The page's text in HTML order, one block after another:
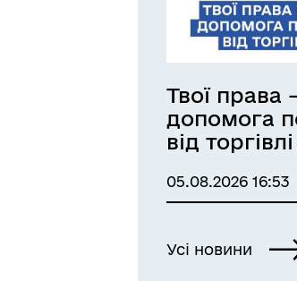
Твої права
допомога
від
05.08.2026 16:53
Усі новини